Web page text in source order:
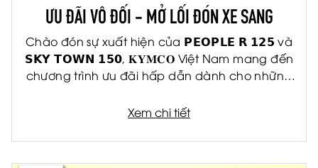
ƯU ĐÃI VÔ ĐỐI - MỞ LỐI ĐÓN XE SANG
Chào đón sự xuất hiện của 𝗣𝗘𝗢𝗣𝗟𝗘 𝗥 𝟭𝟮𝟱 và
𝗦𝗞𝗬 𝗧𝗢𝗪𝗡 𝟭𝟱𝟬, 𝐊𝐘𝐌𝐂𝐎 Việt Nam mang đến
chương trình ưu đãi hấp dẫn dành cho những
Xem chi tiết